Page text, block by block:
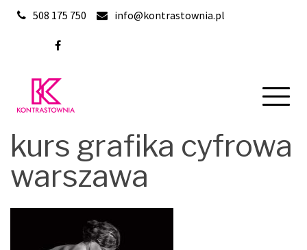
Skip
508 175 750 info@kontrastownia.pl
kurs grafika cyfrowa
warszawa